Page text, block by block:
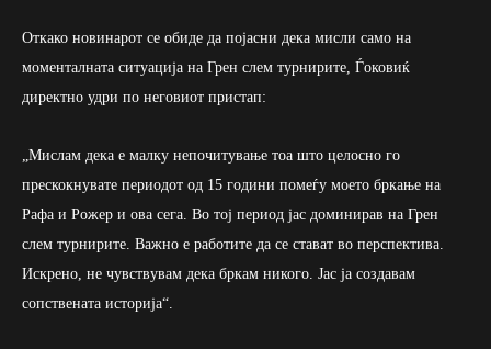
Откако новинарот се обиде да појасни дека мисли само на
моменталната ситуација на Грен слем турнирите, Ѓоковиќ
директно удри по неговиот пристап:
„Мислам дека е малку непочитување тоа што целосно го
прескокнувате периодот од 15 години помеѓу моето бркање на
Рафа и Рожер и ова сега. Во тој период јас доминирав на Грен
слем турнирите. Важно е работите да се стават во перспектива.
Искрено, не чувствувам дека бркам никого. Јас ја создавам
сопствената историја“.